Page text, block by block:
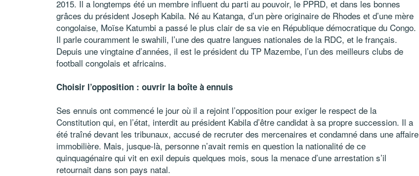
2015. Il a longtemps été un membre influent du parti au pouvoir, le PPRD, et dans les bonnes
grâces du président Joseph Kabila. Né au Katanga, d’un père originaire de Rhodes et d’une mère
congolaise, Moïse Katumbi a passé le plus clair de sa vie en République démocratique du Congo.
Il parle couramment le swahili, l’une des quatre langues nationales de la RDC, et le français.
Depuis une vingtaine d’années, il est le président du TP Mazembe, l’un des meilleurs clubs de
football congolais et africains.
Choisir l’opposition : ouvrir la boîte à ennuis
Ses ennuis ont commencé le jour où il a rejoint l’opposition pour exiger le respect de la
Constitution qui, en l’état, interdit au président Kabila d’être candidat à sa propre succession. Il a
été traîné devant les tribunaux, accusé de recruter des mercenaires et condamné dans une affaire
immobilière. Mais, jusque-là, personne n’avait remis en question la nationalité de ce
quinquagénaire qui vit en exil depuis quelques mois, sous la menace d’une arrestation s’il
retournait dans son pays natal.